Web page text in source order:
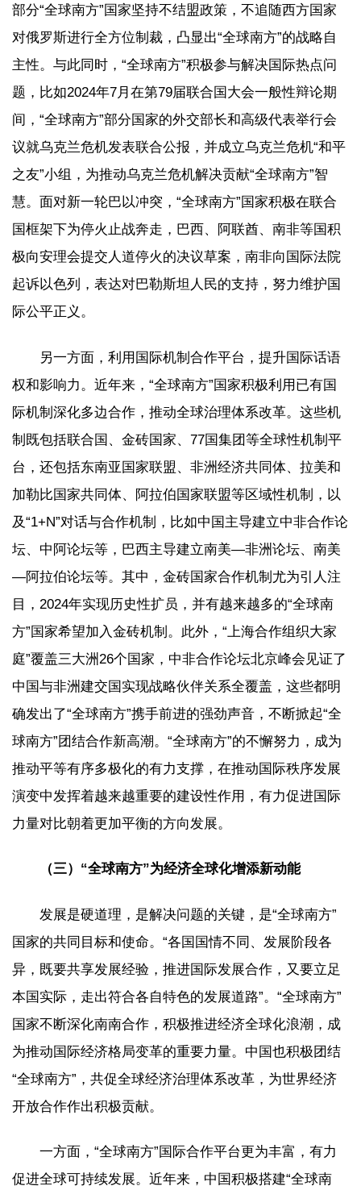
部分“全球南方”国家坚持不结盟政策，不追随西方国家
对俄罗斯进行全方位制裁，凸显出“全球南方”的战略自
主性。与此同时，“全球南方”积极参与解决国际热点问
题，比如2024年7月在第79届联合国大会一般性辩论期
间，“全球南方”部分国家的外交部长和高级代表举行会
议就乌克兰危机发表联合公报，并成立乌克兰危机“和平
之友”小组，为推动乌克兰危机解决贡献“全球南方”智
慧。面对新一轮巴以冲突，“全球南方”国家积极在联合
国框架下为停火止战奔走，巴西、阿联酋、南非等国积
极向安理会提交人道停火的决议草案，南非向国际法院
起诉以色列，表达对巴勒斯坦人民的支持，努力维护国
际公平正义。
另一方面，利用国际机制合作平台，提升国际话语
权和影响力。近年来，“全球南方”国家积极利用已有国
际机制深化多边合作，推动全球治理体系改革。这些机
制既包括联合国、金砖国家、77国集团等全球性机制平
台，还包括东南亚国家联盟、非洲经济共同体、拉美和
加勒比国家共同体、阿拉伯国家联盟等区域性机制，以
及“1+N”对话与合作机制，比如中国主导建立中非合作论
坛、中阿论坛等，巴西主导建立南美—非洲论坛、南美
—阿拉伯论坛等。其中，金砖国家合作机制尤为引人注
目，2024年实现历史性扩员，并有越来越多的“全球南
方”国家希望加入金砖机制。此外，“上海合作组织大家
庭”覆盖三大洲26个国家，中非合作论坛北京峰会见证了
中国与非洲建交国实现战略伙伴关系全覆盖，这些都明
确发出了“全球南方”携手前进的强劲声音，不断掀起“全
球南方”团结合作新高潮。“全球南方”的不懈努力，成为
推动平等有序多极化的有力支撑，在推动国际秩序发展
演变中发挥着越来越重要的建设性作用，有力促进国际
力量对比朝着更加平衡的方向发展。
（三）“全球南方”为经济全球化增添新动能
发展是硬道理，是解决问题的关键，是“全球南方”
国家的共同目标和使命。“各国国情不同、发展阶段各
异，既要共享发展经验，推进国际发展合作，又要立足
本国实际，走出符合各自特色的发展道路”。“全球南方”
国家不断深化南南合作，积极推进经济全球化浪潮，成
为推动国际经济格局变革的重要力量。中国也积极团结
“全球南方”，共促全球经济治理体系改革，为世界经济
开放合作作出积极贡献。
一方面，“全球南方”国际合作平台更为丰富，有力
促进全球可持续发展。近年来，中国积极搭建“全球南